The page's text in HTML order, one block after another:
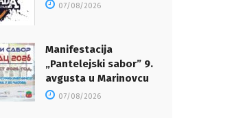
07/08/2026
Manifestacija
„Pantelejski sabor” 9.
avgusta u Marinovcu
07/08/2026